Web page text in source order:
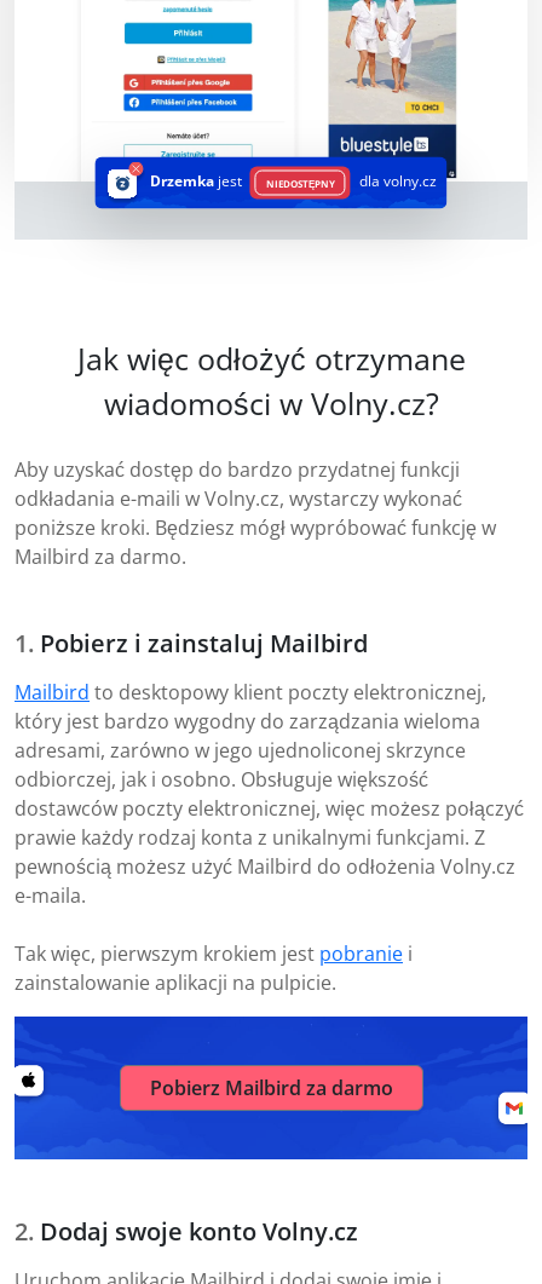
Drzemkajest NIEDOSTĘPNY dla volny.cz
Jak więc odłożyć otrzymane
wiadomości w Volny.cz?
Aby uzyskać dostęp do bardzo przydatnej funkcji
odkładania e-maili w Volny.cz, wystarczy wykonać
poniższe kroki. Będziesz mógł wypróbować funkcję w
Mailbird za darmo.
Pobierz i zainstaluj Mailbird
Mailbird to desktopowy klient poczty elektronicznej,
który jest bardzo wygodny do zarządzania wieloma
adresami, zarówno w jego ujednoliconej skrzynce
odbiorczej, jak i osobno. Obsługuje większość
dostawców poczty elektronicznej, więc możesz połączyć
prawie każdy rodzaj konta z unikalnymi funkcjami. Z
pewnością możesz użyć Mailbird do odłożenia Volny.cz
e-maila.
Tak więc, pierwszym krokiem jest pobranie i
zainstalowanie aplikacji na pulpicie.
Pobierz Mailbird za darmo
Dodaj swoje konto Volny.cz